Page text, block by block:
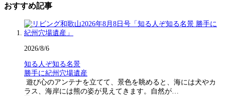
おすすめ記事
2026/8/6
知る人ぞ知る名景
勝手に紀州穴場遺産
遊び心のアンテナを立てて、景色を眺めると、海には犬やカ
ラス、海岸には熊の姿が見えてきます。自然が…